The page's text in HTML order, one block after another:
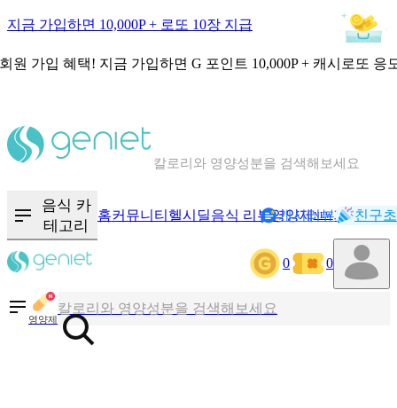
지금 가입하면 10,000P + 로또 10장 지급
원 가입 혜택! 지금 가입하면 G 포인트 10,000P + 캐시로또 응
칼로리와 영양성분을 검색해보세요
음식 카
테고리
홈커뮤니티 헬시딜음식 리뷰영양제NEW기록
캐시리뷰 친구
0 0
영양제
칼로리와 영양성분을 검색해보세요
혈당 · 다이어트 음식 검색해보세요